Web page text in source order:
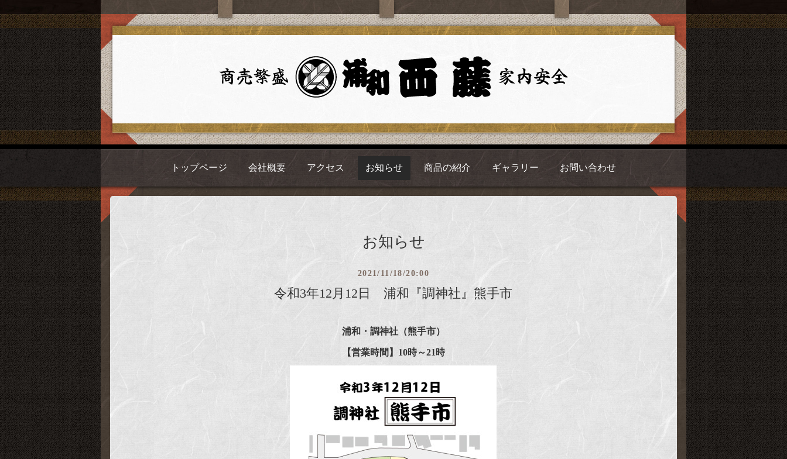
トップページ 会社概要 アクセス お知らせ 商品の紹介 ギャラリー お問い合わせ
お知らせ
2021/11/18/20:00
令和3年12月12日 浦和『調神社』熊手市
浦和・ 調神社（熊手市）
【営業時間 】 10時～21時